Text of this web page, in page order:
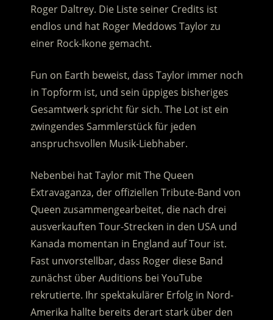
Roger Daltrey. Die Liste seiner Credits ist
endlos und hat Roger Meddows Taylor zu
einer Rock-Ikone gemacht.
Fun on Earth beweist, dass Taylor immer noch
in Topform ist, und sein üppiges bisheriges
Gesamtwerk spricht für sich. The Lot ist ein
zwingendes Sammlerstück für jeden
anspruchsvollen Musik-Liebhaber.
Nebenbei hat Taylor mit The Queen
Extravaganza, der offiziellen Tribute-Band von
Queen zusammengearbeitet, die nach drei
ausverkauften Tour-Strecken in den USA und
Kanada momentan in England auf Tour ist.
Fast unvorstellbar, dass Roger diese Band
zunächst über Auditions bei YouTube
rekrutierte. Ihr spektakulärer Erfolg in Nord-
Amerika hallte bereits derart stark über den